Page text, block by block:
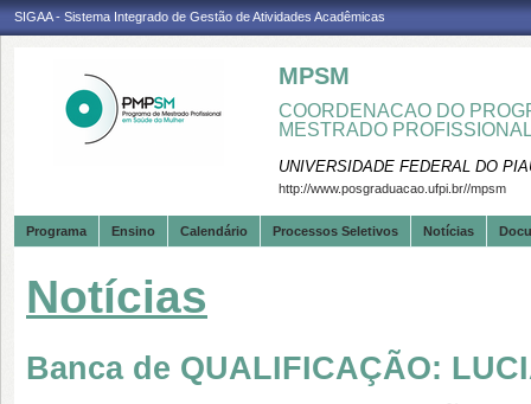
SIGAA - Sistema Integrado de Gestão de Atividades Acadêmicas
MPSM
COORDENACAO DO
MESTRADO
UNIVERSIDADE FEDERAL DO
http://www.posgraduacao.ufpi.br//mpsm
Programa Ensino Calendário Processos Seletivos Notícias
Notícias
Banca de QUALIFICAÇÃO: